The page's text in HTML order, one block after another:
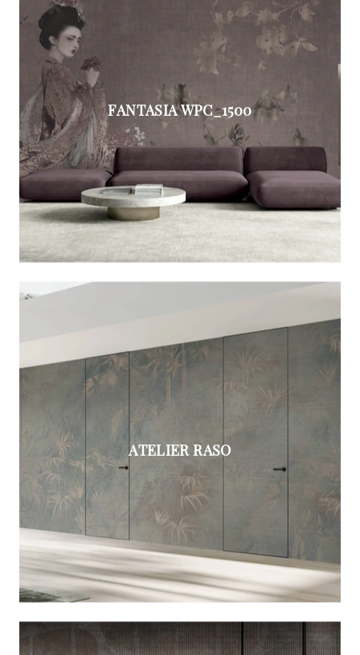
FANTASIA WPC_1500
ATELIER RASO